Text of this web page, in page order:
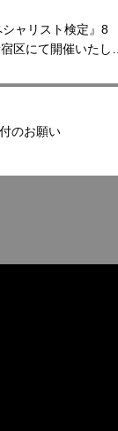
ャリスト検定』8
区にて開催いたしま
のお願い